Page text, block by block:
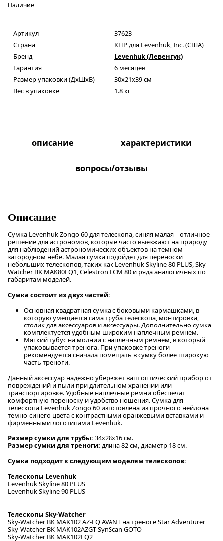
Наличие
Артикул
37623
Страна
КНР для Levenhuk, Inc. (США)
Бренд
Levenhuk (Левенгук)
Гарантия
6 месяцев
Размер упаковки (ДxШxВ)
30x21x39 см
Вес в упаковке
1.8 кг
описание характеристики
вопросы/отзывы
Описание
Сумка Levenhuk Zongo 60 для телескопа, синяя малая – отличное
решение для астрономов, которые часто выезжают на природу
для наблюдений астрономических объектов на темном
загородном небе. Малая сумка подойдет для переноски
небольших телескопов, таких как Levenhuk Skyline 80 PLUS, Sky-
Watcher BK MAK80EQ1, Celestron LCM 80 и ряда аналогичных по
габаритам моделей.
Сумка состоит из двух частей:
Основная квадратная сумка с боковыми кармашками, в
которую умещается сама труба телескопа, монтировка,
столик для аксессуаров и аксессуары. Дополнительно сумка
комплектуется удобным широким наплечным ремнем.
Мягкий тубус на молнии с наплечным ремнем, в который
упаковывается тренога. При упаковке треноги
рекомендуется сначала помещать в сумку более широкую
часть треноги.
Данный аксессуар надежно убережет ваш оптический прибор от
повреждений и пыли при длительном хранении или
транспортировке. Удобные наплечные ремни обеспечат
комфортную переноску и удобство ношения. Сумка для
телескопа Levenhuk Zongo 60 изготовлена из прочного нейлона
темно-синего цвета с контрастными оранжевыми вставками и
фирменными логотипами Levenhuk.
Размер сумки для трубы: 34х28х16 см.
Размер сумки для треноги: длина 82 см, диаметр 18 см.
Сумка подходит к следующим моделям телескопов:
Телескопы Levenhuk
Levenhuk Skyline 80 PLUS
Levenhuk Skyline 90 PLUS
Телескопы Sky-Watcher
Sky-Watcher BK MAK102 AZ-EQ AVANT на треноге Star Adventurer
Sky-Watcher BK MAK102AZGT SynScan GOTO
Sky-Watcher BK MAK102EQ2